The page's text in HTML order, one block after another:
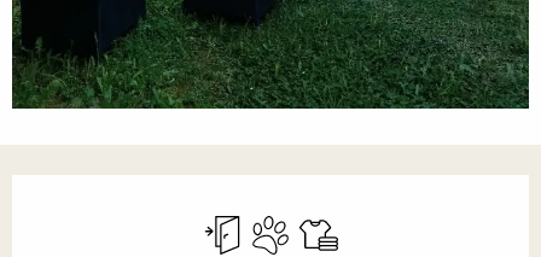
Entrée indépendante
Animaux acceptés
Draps et linge